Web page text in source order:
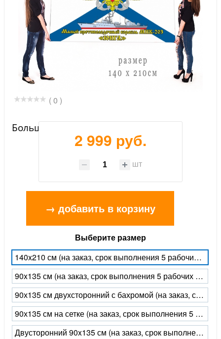
( 0 )
Большой флаг МПК-203 "Юнга"
2 999 руб.
шт
→ добавить в корзину
Выберите размер
140x210 см (на заказ, срок выполнения 5 рабочих дней)
90x135 см (на заказ, срок выполнения 5 рабочих дней)
90х135 см двухсторонний с бахромой (на заказ, срок выполнения 5 рабочих дней)
90х135 см на сетке (на заказ, срок выполнения 5 рабочих дней)
Двусторонний 90x135 см (на заказ, срок выполнения 5 рабочих дней)